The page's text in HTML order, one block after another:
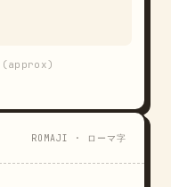
(approx)
ROMAJI · ローマ字